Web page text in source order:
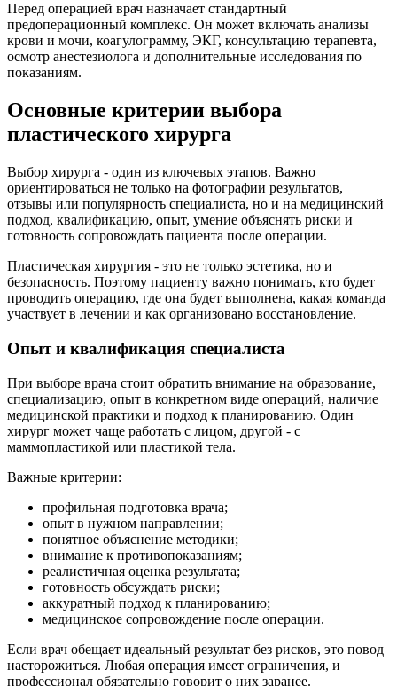
Перед операцией врач назначает стандартный
предоперационный комплекс. Он может включать анализы
крови и мочи, коагулограмму, ЭКГ, консультацию терапевта,
осмотр анестезиолога и дополнительные исследования по
показаниям.
Основные критерии выбора
пластического хирурга
Выбор хирурга - один из ключевых этапов. Важно
ориентироваться не только на фотографии результатов,
отзывы или популярность специалиста, но и на медицинский
подход, квалификацию, опыт, умение объяснять риски и
готовность сопровождать пациента после операции.
Пластическая хирургия - это не только эстетика, но и
безопасность. Поэтому пациенту важно понимать, кто будет
проводить операцию, где она будет выполнена, какая команда
участвует в лечении и как организовано восстановление.
Опыт и квалификация специалиста
При выборе врача стоит обратить внимание на образование,
специализацию, опыт в конкретном виде операций, наличие
медицинской практики и подход к планированию. Один
хирург может чаще работать с лицом, другой - с
маммопластикой или пластикой тела.
Важные критерии:
профильная подготовка врача;
опыт в нужном направлении;
понятное объяснение методики;
внимание к противопоказаниям;
реалистичная оценка результата;
готовность обсуждать риски;
аккуратный подход к планированию;
медицинское сопровождение после операции.
Если врач обещает идеальный результат без рисков, это повод
насторожиться. Любая операция имеет ограничения, и
профессионал обязательно говорит о них заранее.